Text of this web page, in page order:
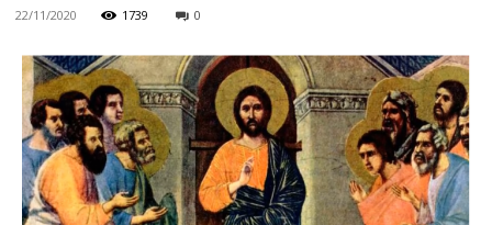
22/11/2020 1739 0